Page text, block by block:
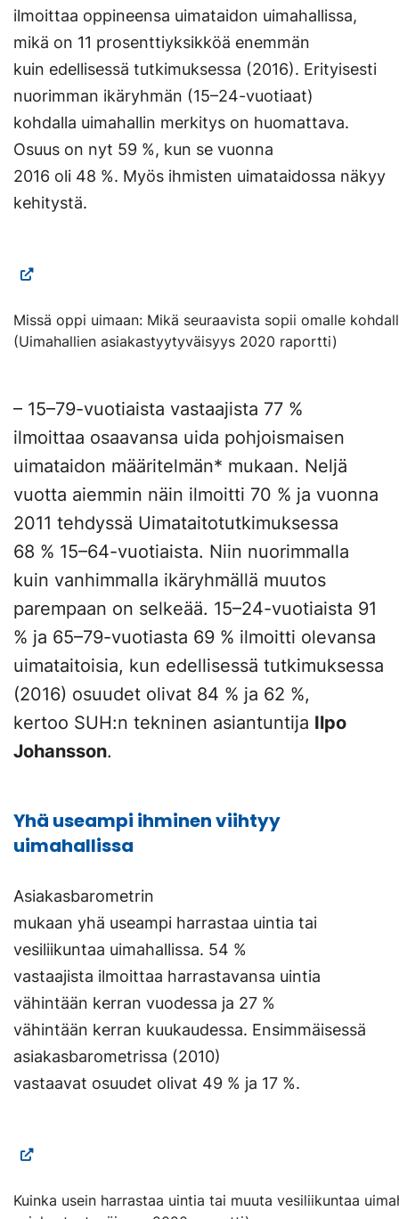
ilmoittaa oppineensa uimataidon uimahallissa,
mikä on 11 prosenttiyksikköä enemmän
kuin edellisessä tutkimuksessa (2016). Erityisesti
nuorimman ikäryhmän (15–24-vuotiaat)
kohdalla uimahallin merkitys on huomattava.
Osuus on nyt 59 %, kun se vuonna
2016 oli 48 %. Myös ihmisten uimataidossa näkyy
kehitystä.
Missä oppi uimaan: Mikä seuraavista sopii omalle
(Uimahallien asiakastyytyväisyys 2020 raportti)
– 15–79-vuotiaista vastaajista 77 %
ilmoittaa osaavansa uida pohjoismaisen
uimataidon määritelmän* mukaan. Neljä
vuotta aiemmin näin ilmoitti 70 % ja vuonna
2011 tehdyssä Uimataitotutkimuksessa
68 % 15–64-vuotiaista. Niin nuorimmalla
kuin vanhimmalla ikäryhmällä muutos
parempaan on selkeää. 15–24-vuotiaista 91
% ja 65–79-vuotiasta 69 % ilmoitti olevansa
uimataitoisia, kun edellisessä tutkimuksessa
(2016) osuudet olivat 84 % ja 62 %,
kertoo SUH:n tekninen asiantuntija Ilpo
Johansson.
Yhä useampi ihminen viihtyy
uimahallissa
Asiakasbarometrin
mukaan yhä useampi harrastaa uintia tai
vesiliikuntaa uimahallissa. 54 %
vastaajista ilmoittaa harrastavansa uintia
vähintään kerran vuodessa ja 27 %
vähintään kerran kuukaudessa. Ensimmäisessä
asiakasbarometrissa (2010)
vastaavat osuudet olivat 49 % ja 17 %.
Kuinka usein harrastaa uintia tai muuta vesiliikuntaa